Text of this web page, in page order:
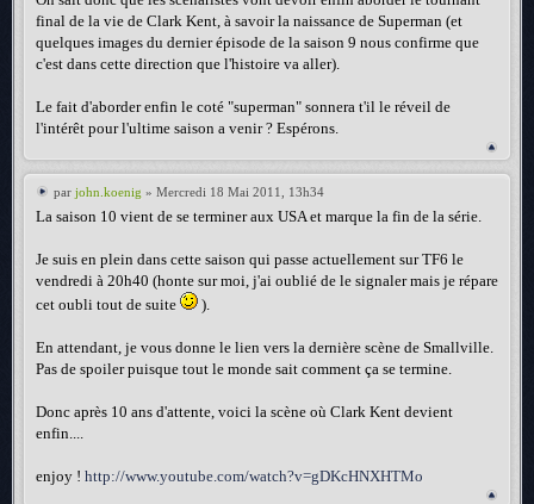
final de la vie de Clark Kent, à savoir la naissance de Superman (et
quelques images du dernier épisode de la saison 9 nous confirme que
c'est dans cette direction que l'histoire va aller).
Le fait d'aborder enfin le coté "superman" sonnera t'il le réveil de
l'intérêt pour l'ultime saison a venir ? Espérons.
par john.koenig » Mercredi 18 Mai 2011, 13h34
La saison 10 vient de se terminer aux USA et marque la fin de la série.
Je suis en plein dans cette saison qui passe actuellement sur TF6 le
vendredi à 20h40 (honte sur moi, j'ai oublié de le signaler mais je répare
cet oubli tout de suite
).
En attendant, je vous donne le lien vers la dernière scène de Smallville.
Pas de spoiler puisque tout le monde sait comment ça se termine.
Donc après 10 ans d'attente, voici la scène où Clark Kent devient
enfin....
enjoy ! http://www.youtube.com/watch?v=gDKcHNXHTMo